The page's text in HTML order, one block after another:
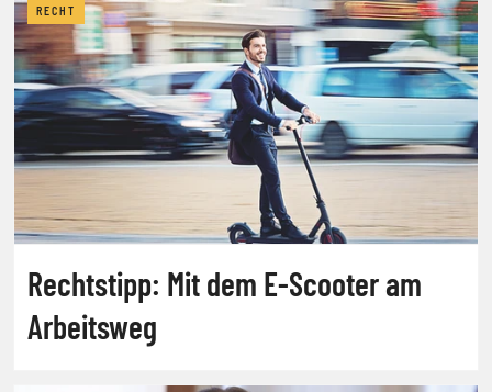
RECHT
Rechtstipp: Mit dem E-Scooter am
Arbeitsweg